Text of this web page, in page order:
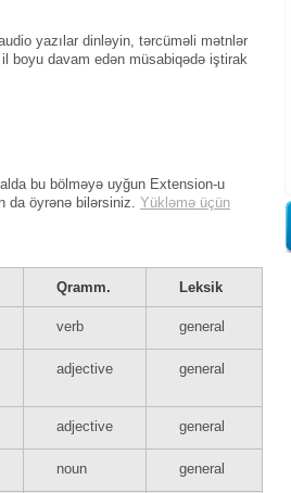
yazılar dinləyin, tərcüməli mətnlər
boyu davam edən müsabiqədə iştirak
bu bölməyə uyğun Extension-u
da öyrənə bilərsiniz. Yükləmə üçün
Qramm. Leksik
verb general
adjective general
adjective general
noun general